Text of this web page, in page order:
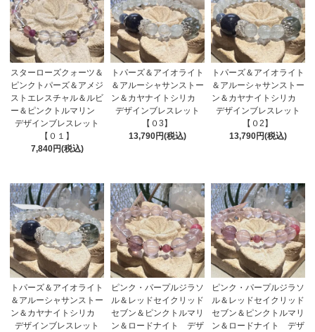
スターローズクォーツ＆
ピンクトパーズ＆アメジ
ストエレスチャル＆ルビ
ー＆ピンクトルマリン
デザインブレスレット
【０１】
7,840円(税込)
トパーズ＆アイオライト
＆アルーシャサンストー
ン＆カヤナイトシリカ
デザインブレスレット
【０3】
13,790円(税込)
トパーズ＆アイオライト
＆アルーシャサンストー
ン＆カヤナイトシリカ
デザインブレスレット
【０2】
13,790円(税込)
トパーズ＆アイオライト
＆アルーシャサンストー
ン＆カヤナイトシリカ
デザインブレスレット
ピンク・パープルジラソ
ル＆レッドセイクリッド
セブン＆ピンクトルマリ
ン＆ロードナイト デザ
ピンク・パープルジラソ
ル＆レッドセイクリッド
セブン＆ピンクトルマリ
ン＆ロードナイト デザ